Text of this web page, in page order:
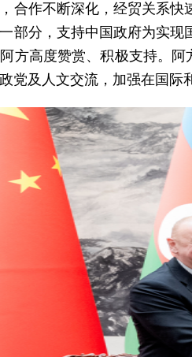
合作不断深化，经贸关系
部分，支持中国政府为实
方高度赞赏、积极支持。
党及人文交流，加强在国